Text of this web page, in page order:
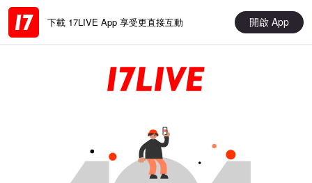
下載 17LIVE App 享受更直接互動 開啟 App